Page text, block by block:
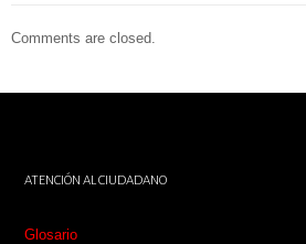
Comments are closed.
ATENCIÓN AL CIUDADANO
Glosario